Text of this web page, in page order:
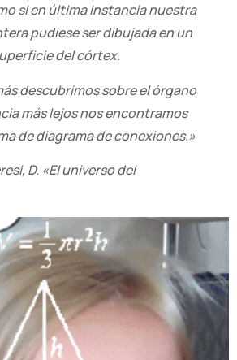
si en última instancia nuestra
pudiese ser dibujada en un
del córtex.
descubrimos sobre el órgano
más lejos nos encontramos
de diagrama de conexiones.»
D. «El universo del